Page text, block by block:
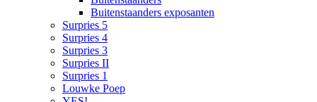
Buitenstaanders exposanten
Surpries 5
Surpries 4
Surpries 3
Surpries II
Surpries 1
Louwke Poep